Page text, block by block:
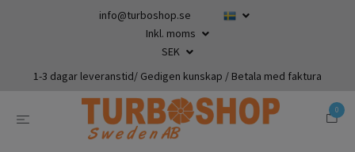
info@turboshop.se
Inkl. moms
SEK
1-3 dagar leveranstid/ Gedigen kunskap / Betala med faktura
0